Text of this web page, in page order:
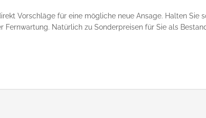
Vorschläge für eine mögliche neue Ansage. Halten Sie
Natürlich zu Sonderpreisen für Sie als